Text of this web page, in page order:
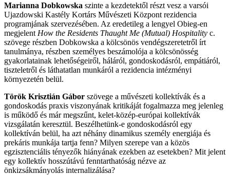
Marianna Dobkowska szinte a kezdetektől részt vesz a varsói
Ujazdowski Kastély Kortárs Művészeti Központ rezidencia
programjának szervezésében. Az eredetileg a lengyel Obieg-en
megjelent How the Residents Thaught Me (Mutual) Hospitality c.
szövege részben Dobkowska a kölcsönös vendégszeretetről írt
tanulmánya, részben személyes beszámolója a kölcsönösség
gyakorlatainak lehetőségeiről, háláról, gondoskodásról, empátiáról,
tiszteletről és láthatatlan munkáról a rezidencia intézményi
környezetén belül.
Török Krisztián Gábor szövege a művészeti kollektívák és a
gondoskodás praxis viszonyának kritikáját fogalmazza meg jelenleg
is működő és már megszűnt, kelet-közép-európai kollektívák
vizsgálatán keresztül. Beszélhetünk-e gondoskodásról egy
kollektíván belül, ha azt néhány dinamikus személy energiája és
prekáris munkája tartja fenn? Milyen szerepe van a közös
egzisztenciális tényezők hiányának ezekben az esetekben? Mit jelent
egy kollektív hosszútávú fenntarthatóság nézve az
önkizsákmányolás internalizálása?